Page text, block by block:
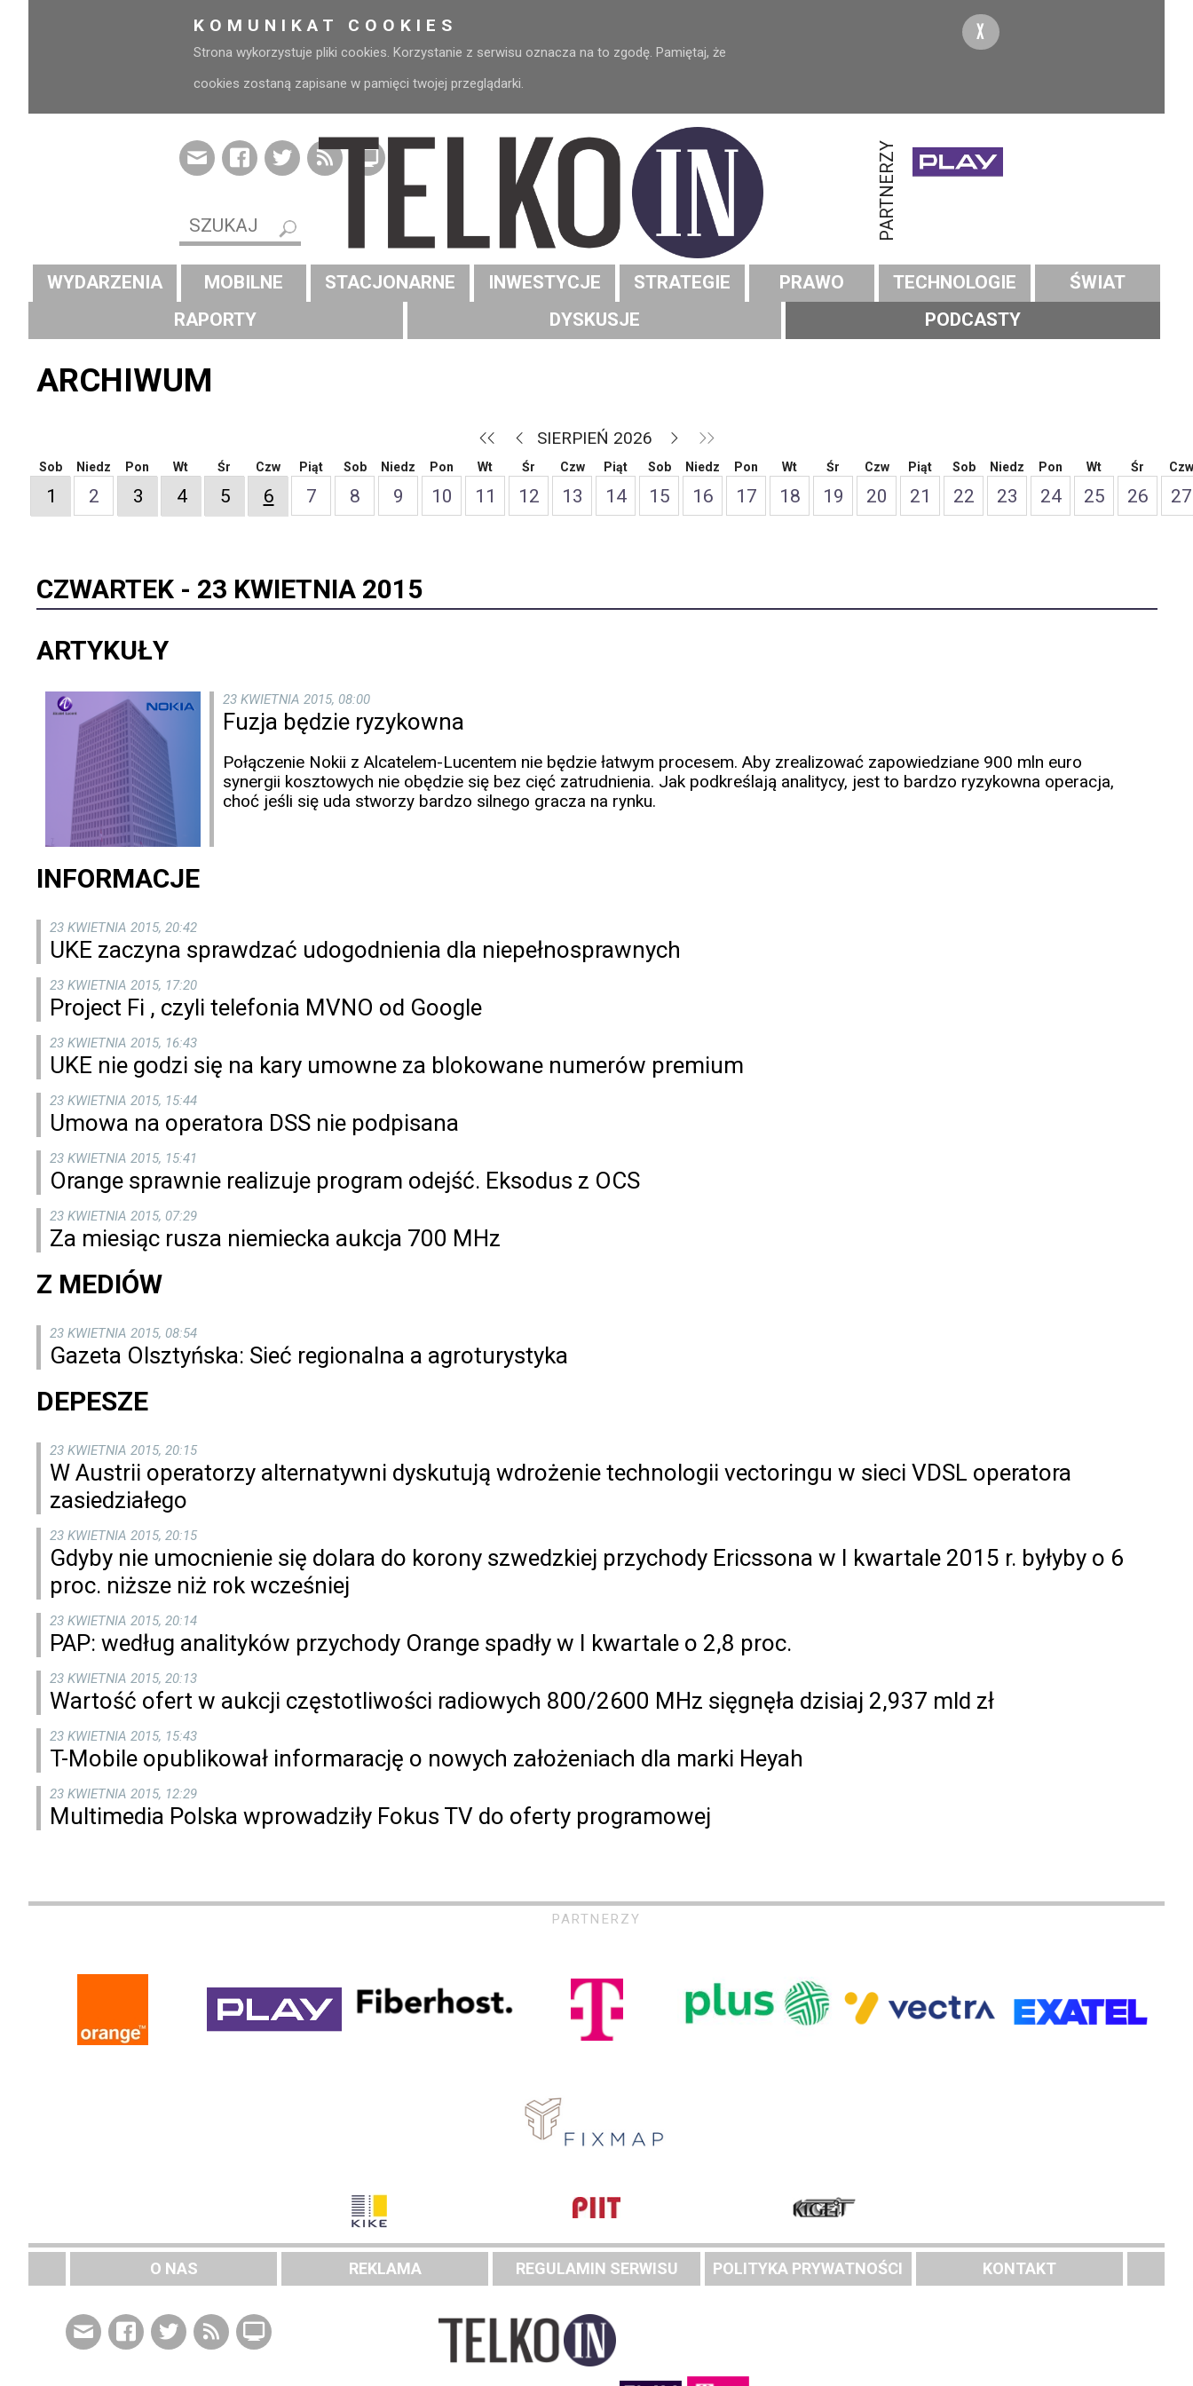
KOMUNIKAT COOKIES
Strona wykorzystuje pliki cookies. Korzystanie z serwisu oznacza na to zgodę. Pamiętaj, że
cookies zostaną zapisane w pamięci twojej przeglądarki.
X
PARTNERZY
WYDARZENIA MOBILNE STACJONARNE INWESTYCJE STRATEGIE PRAWO TECHNOLOGIE
ŚWIAT
RAPORTY
DYSKUSJE PODCASTY
ARCHIWUM
SIERPIEŃ 2026
Sob
1
Niedz
2
Pon
3
Wt
4
Śr
5
Czw
6
Piąt
7
Sob
8
Niedz
9
Pon
10
Wt
11
Śr
12
Czw
13
Piąt
14
Sob
15
Niedz
16
Pon
17
Wt
18
Śr
19
Czw
20
Piąt
21
Sob
22
Niedz
23
Pon
24
Wt
25
Śr
26
Czw
27
CZWARTEK - 23 KWIETNIA 2015
ARTYKUŁY
23 KWIETNIA 2015, 08:00
Fuzja będzie ryzykowna
Połączenie Nokii z Alcatelem-Lucentem nie będzie łatwym procesem. Aby zrealizować zapowiedziane 900 mln euro
synergii kosztowych nie obędzie się bez cięć zatrudnienia. Jak podkreślają analitycy, jest to bardzo ryzykowna operacja,
choć jeśli się uda stworzy bardzo silnego gracza na rynku.
INFORMACJE
23 KWIETNIA 2015, 20:42
UKE zaczyna sprawdzać udogodnienia dla niepełnosprawnych
23 KWIETNIA 2015, 17:20
Project Fi , czyli telefonia MVNO od Google
23 KWIETNIA 2015, 16:43
UKE nie godzi się na kary umowne za blokowane numerów premium
23 KWIETNIA 2015, 15:44
Umowa na operatora DSS nie podpisana
23 KWIETNIA 2015, 15:41
Orange sprawnie realizuje program odejść. Eksodus z OCS
23 KWIETNIA 2015, 07:29
Za miesiąc rusza niemiecka aukcja 700 MHz
Z MEDIÓW
23 KWIETNIA 2015, 08:54
Gazeta Olsztyńska: Sieć regionalna a agroturystyka
DEPESZE
23 KWIETNIA 2015, 20:15
W Austrii operatorzy alternatywni dyskutują wdrożenie technologii vectoringu w sieci VDSL operatora
zasiedziałego
23 KWIETNIA 2015, 20:15
Gdyby nie umocnienie się dolara do korony szwedzkiej przychody Ericssona w I kwartale 2015 r. byłyby o 6
proc. niższe niż rok wcześniej
23 KWIETNIA 2015, 20:14
PAP: według analityków przychody Orange spadły w I kwartale o 2,8 proc.
23 KWIETNIA 2015, 20:13
Wartość ofert w aukcji częstotliwości radiowych 800/2600 MHz sięgnęła dzisiaj 2,937 mld zł
23 KWIETNIA 2015, 15:43
T-Mobile opublikował informarację o nowych założeniach dla marki Heyah
23 KWIETNIA 2015, 12:29
Multimedia Polska wprowadziły Fokus TV do oferty programowej
PARTNERZY
O NAS REKLAMA REGULAMIN SERWISU POLITYKA PRYWATNOŚCI KONTAKT